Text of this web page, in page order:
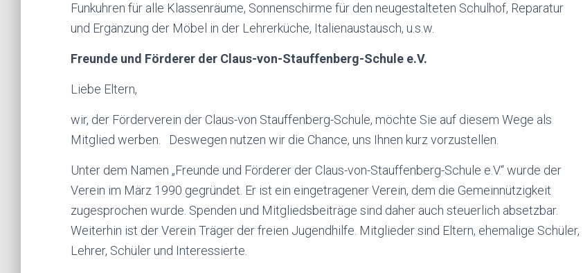
Funkuhren für alle Klassenräume, Sonnenschirme für den neugestalteten Schulhof, Reparatur
und Ergänzung der Möbel in der Lehrerküche, Italienaustausch, u.s.w.
Freunde und Förderer der Claus-von-Stauffenberg-Schule e.V.
Liebe Eltern,
wir, der Förderverein der Claus-von Stauffenberg-Schule, möchte Sie auf diesem Wege als
Mitglied werben. Deswegen nutzen wir die Chance, uns Ihnen kurz vorzustellen.
Unter dem Namen „Freunde und Förderer der Claus-von-Stauffenberg-Schule e.V.“ wurde der
Verein im März 1990 gegründet. Er ist ein eingetragener Verein, dem die Gemeinnützigkeit
zugesprochen wurde. Spenden und Mitgliedsbeiträge sind daher auch steuerlich absetzbar.
Weiterhin ist der Verein Träger der freien Jugendhilfe. Mitglieder sind Eltern, ehemalige Schüler,
Lehrer, Schüler und Interessierte.